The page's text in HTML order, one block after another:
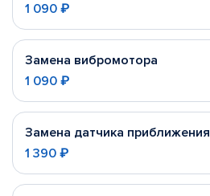
1 090 ₽
Замена вибромотора
1 090 ₽
Замена датчика приближения
1 390 ₽